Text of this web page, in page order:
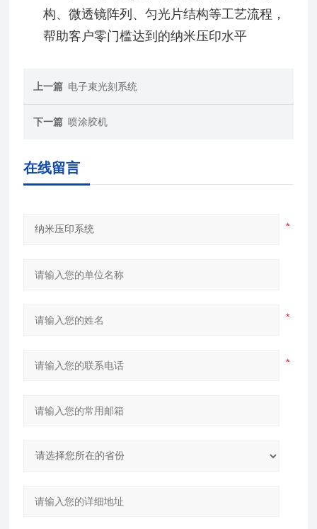
构、微透镜阵列、匀光片结构等工艺流程，
帮助客户零门槛达到的纳米压印水平
上一篇 电子束光刻系统
下一篇 喷涂胶机
在线留言